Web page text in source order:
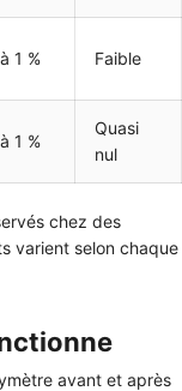
1 % Faible
1 %
Quasi
nul
chez des
varient selon chaque
avant et après